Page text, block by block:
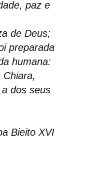
paz e
de Deus;
preparada
humana:
Chiara,
dos seus
Bieito XVI